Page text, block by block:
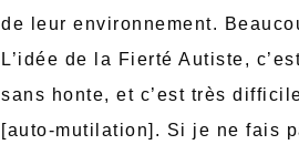
de leur environnement.
L’idée de la Fierté Autiste,
sans honte, et c’est très
[auto-mutilation]. Si je ne fais